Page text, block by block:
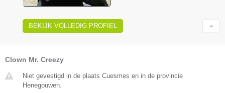
BEKIJK VOLLEDIG PROFIEL
Clown Mr. Creezy
Niet gevestigd in de plaats Cuesmes en in de provincie
Henegouwen.